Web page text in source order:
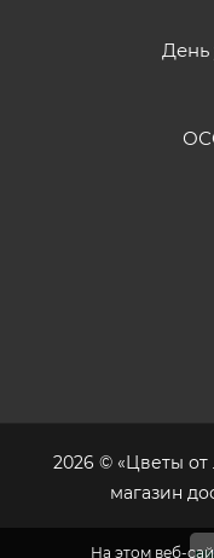
На этом веб-
День
2026 © «Цветы
магазин